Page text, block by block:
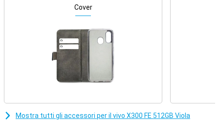
Il vivo X300 FE è veloce in ogni operazione. Le applicazioni si aprono
all'istante, lo scorrimento è fluido e anche i giochi più pesanti
processore Snapdragon 8 Gen 5 Mobile Platform e ai 12 GB di
memoria di lavoro. Anche quando si utilizzano più app
contemporaneamente, il dispositivo continua a funzionare senza
problemi. Le app che utilizzate spesso si caricano più velocemente,
quindi dovete aspettare meno. Utile se si fa molto multitasking o
semplicemente se si desidera un dispositivo che funzioni sempre
Schermo luminoso e fluido
Lo schermo del vivo X300 FE è davvero bello. I colori sono brillanti, i
Cover
Mostra tutti gli accessori per il vivo X300 FE 512GB Viola